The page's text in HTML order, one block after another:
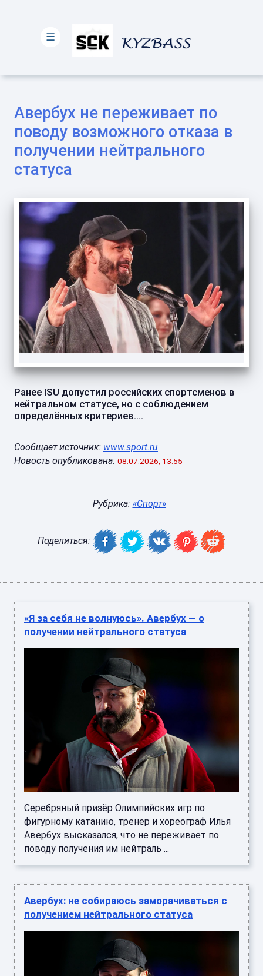
Авербух не переживает по
поводу возможного отказа в
получении нейтрального
статуса
Ранее ISU допустил российских спортсменов в
нейтральном статусе, но с соблюдением
определённых критериев....
Сообщает источник: www.sport.ru
Новость опубликована: 08.07.2026, 13:55
Рубрика: «Спорт»
Поделиться:
«Я за себя не волнуюсь». Авербух — о
получении нейтрального статуса
Серебряный призёр Олимпийских игр по
фигурному катанию, тренер и хореограф Илья
Авербух высказался, что не переживает по
поводу получения им нейтраль ...
Авербух: не собираюсь заморачиваться с
получением нейтрального статуса
☰